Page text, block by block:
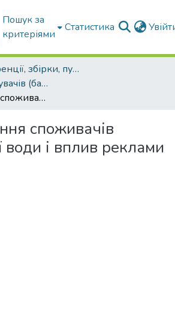
Пошук за
критеріями
Статистика
Конференції, збірки, публікації молодих вчених і здобувачів : магістрів, бакалаврів, аспірантів.
Публікації здобувачів (бакалаврів. магістрів, аспірантів)
Сегментування споживачів мінеральної води і вплив реклами на них
споживачів
води і вплив реклами